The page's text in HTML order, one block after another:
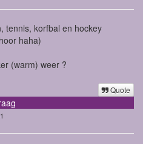
tennis, korfbal en hockey
haha)
(warm) weer ?
Quote